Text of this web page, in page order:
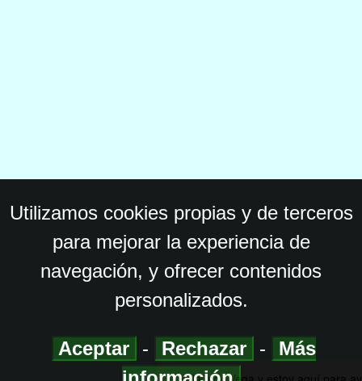
Utilizamos cookies propias y de terceros
para mejorar la experiencia de
navegación, y ofrecer contenidos
personalizados.
Aceptar - Rechazar -
Más